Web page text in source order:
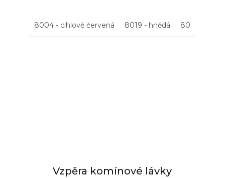
8004 - cihlově červená 8019 - hnědá 8015 -
Vzpěra komínové lávky